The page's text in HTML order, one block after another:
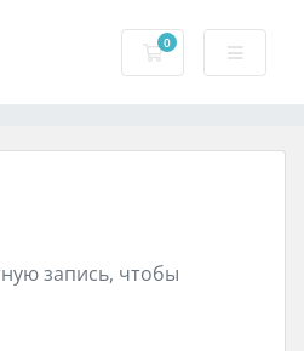
0
Корзина
запись, чтобы